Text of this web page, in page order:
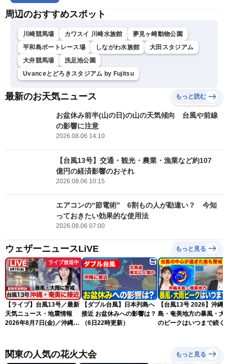
周辺のおすすめスポット
川崎競馬場 カワスイ 川崎水族館
夢見ヶ崎動物公園
平和島ボートレース場
しながわ水族館
大田スタジアム
大井競馬場
洗足池公園
Uvanceとどろきスタジアム by Fujitsu
最新のお天気ニュース もっと読む
お盆休み前半(山の日)の山の天気傾向 台風や前線
の影響に注意
2026.08.06 14:10
【台風13号】交通・観光・農業・漁業など約107
億円の経済影響のおそれ
2026.08.06 10:15
エアコンの“節電術” 6割もの人が勘違い？ 今知
っておきたい効果的な使用法
2026.08.06 07:00
ウェザーニュースLiVE もっと見る
ライブ放送中
【ライブ】台風13号／最新
天気ニュース・地震情報
2026年8月7日(金)／沖縄・
スLiVEモーニング・松本真
央／有賀哲夫〉
【ダブル台風】日本列島へ
接近 お盆休みへの影響は？
（6日22時更新）
【台風13号 2026】沖縄
島・奄美地方の暴風・大
のピークはいつまで続く
関東の人気の花火大会 もっと見る